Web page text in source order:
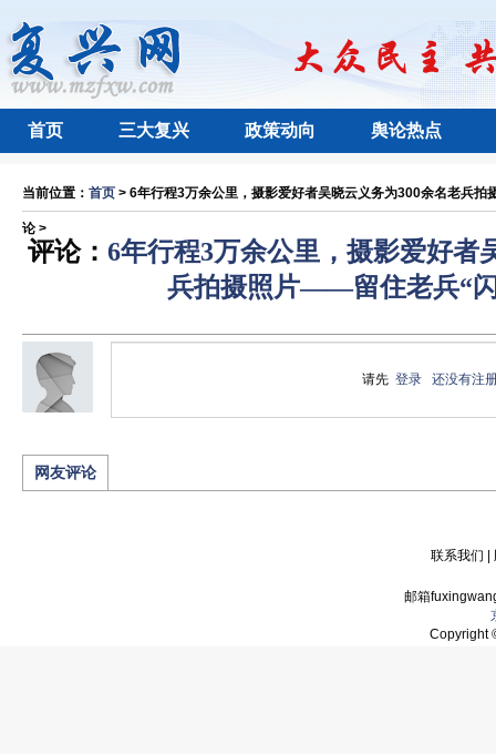
首页 三大复兴 政策动向 舆论热点
当前位置： 首页 > 6年行程3万余公里，摄影爱好者吴晓云义务为300余名老兵
论 >
评论： 6年行程3万余公里，摄影爱好者
兵拍摄照片——留住老兵“
请先登录 还没有注
网友评论
联系我们
邮箱
Copyright